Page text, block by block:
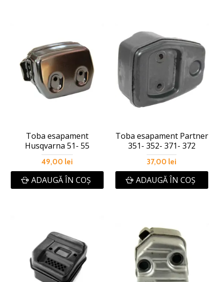
Toba esapament
Husqvarna 51- 55
49,00 lei
ADAUGĂ ÎN COŞ
Toba esapament Partner
351- 352- 371- 372
37,00 lei
ADAUGĂ ÎN COŞ